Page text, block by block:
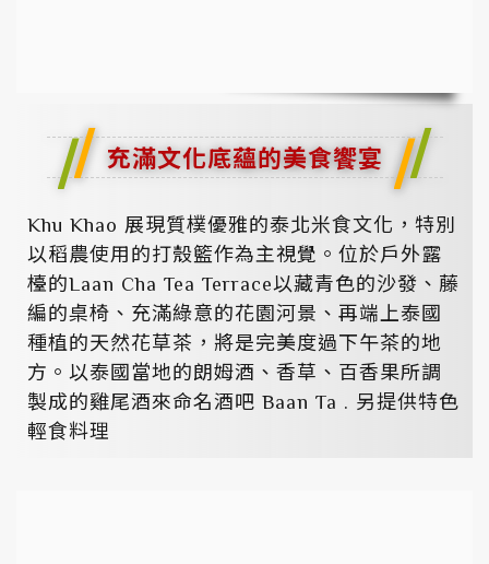
充滿文化底蘊的美食饗宴
Khu Khao 展現質樸優雅的泰北米食文化，特別
以稻農使用的打殼籃作為主視覺。位於戶外露
檯的Laan Cha Tea Terrace以藏青色的沙發、藤
編的桌椅、充滿綠意的花園河景、再端上泰國
種植的天然花草茶，將是完美度過下午茶的地
方。以泰國當地的朗姆酒、香草、百香果所調
製成的雞尾酒來命名酒吧 Baan Ta . 另提供特色
輕食料理